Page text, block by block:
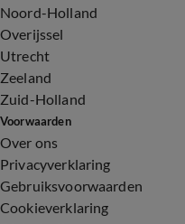
Noord-Holland
Overijssel
Utrecht
Zeeland
Zuid-Holland
Voorwaarden
Over ons
Privacyverklaring
Gebruiksvoorwaarden
Cookieverklaring